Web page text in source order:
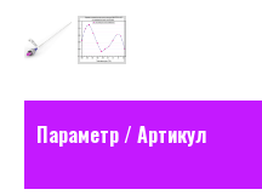
Параметр / Артикул